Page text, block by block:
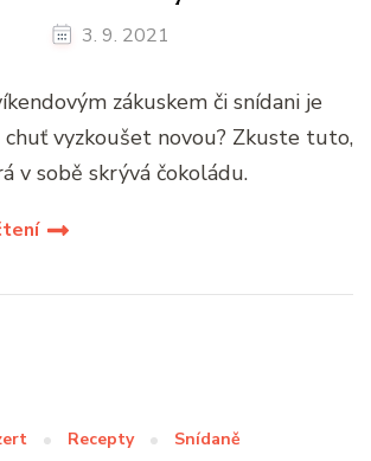
3. 9. 2021
zákuskem či snídani je
chuť vyzkoušet novou? Zkuste tuto,
v sobě skrývá čokoládu.
Recepty Snídaně